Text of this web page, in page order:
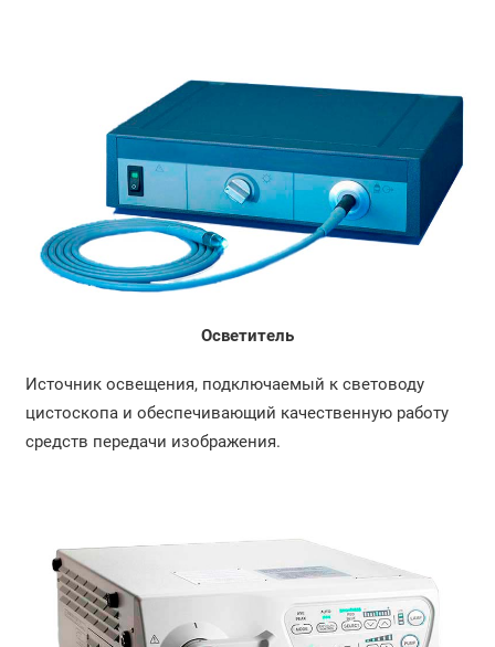
Осветитель
Источник освещения, подключаемый к световоду
цистоскопа и обеспечивающий качественную работу
средств передачи изображения.